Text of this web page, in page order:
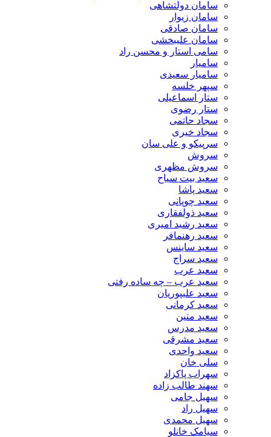
سامان دولتشاهی
سامان زیوار
سامان صادقی
سامان علیبخشی
سامی استار و محسن راد
سامیار
سامیار سعیدی
سپهر خلسه
ستار اسماعیلی
ستار رضوی
سجاد حاتمی
سجاد خیری
سرپیکو و علی سان
سروش
سروش مظهری
سعید بیت سیاح
سعید پاشا
سعید چوپانی
سعید ذولفقاری
سعید رشید امیری
سعید رهنمافر
سعید ساینس
سعید سراج
سعید عرب
سعید عرب – چه ساده رفتی
سعید علیپوریان
سعید کرمانی
سعید متین
سعید مدرس
سعید مشرقی
سعید واحدی
سلی خان
سهراب پاکزاد
سهند طالب زاده
سهیل جامی
سهیل راد
سهیل محمدی
سیامک خانلو